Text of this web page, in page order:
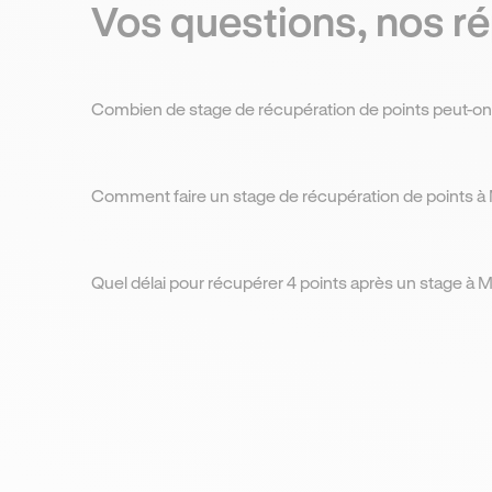
Vos questions, nos
Combien de stage de récupération de points peut-
points.
Comment faire un stage de récupération de points à
complétez le formulaire d’inscription.
Quel délai pour récupérer 4 points après un stage à